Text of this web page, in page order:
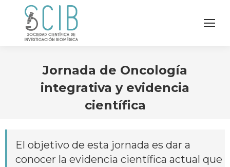
Jornada de Oncología
integrativa y evidencia
científica
El objetivo de esta jornada es dar a
conocer la evidencia científica actual que